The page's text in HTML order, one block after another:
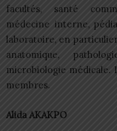
facultés, santé
médecine interne,
laboratoire, en
anatomique,
microbiologie médicale.
membres.
Alida AKAKPO